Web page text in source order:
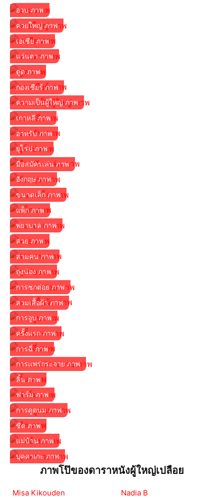
อวบ ภาพ
ควยใหญ่ ภาพ
เอเชีย ภาพ
แว่นตา ภาพ
ตูด ภาพ
กองเชียร์ ภาพ
ความเป็นผู้ใหญ่ ภาพ
เกาหลี ภาพ
อาหรับ ภาพ
ยุโรป ภาพ
มือสมัครเล่น ภาพ
อังกฤษ ภาพ
ขนาดเล็ก ภาพ
แพ็ก ภาพ
พยาบาล ภาพ
สวย ภาพ
สามคน ภาพ
ถุงน่อง ภาพ
การชกต่อย ภาพ
สวมเสื้อผ้า ภาพ
การจูบ ภาพ
ครั้งแรก ภาพ
การฉี่ ภาพ
การแพร่กระจาย ภาพ
ลิ้น ภาพ
ฟาร์ม ภาพ
การดูดนม ภาพ
ซีด ภาพ
แม่บ้าน ภาพ
บุคคาเกะ ภาพ
ภาพโป๊ของดาราหนังผู้ใหญ่เปลือย
Misa Kikouden
Nadia B